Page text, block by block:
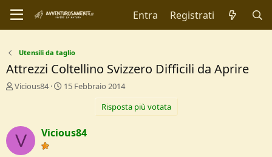
Entra Registrati
Utensili da taglio
Attrezzi Coltellino Svizzero Difficili da Aprire
C
t
o
r
Vicious84
D
d
15 Febbraio 2014
Risposta più votata
V Vicious84